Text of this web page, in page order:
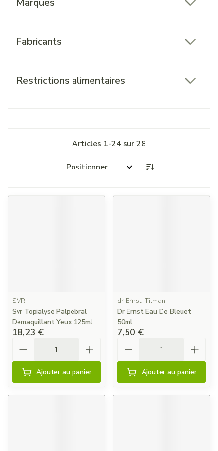
Marques
Fabricants
Restrictions alimentaires
Articles 1-24 sur28
Trier par:
SVR
Svr Topialyse Palpebral
Demaquillant Yeux 125ml
18,23 €
Ajouter au panier
dr Ernst, Tilman
Dr Ernst Eau De Bleuet
50ml
7,50 €
Ajouter au panier